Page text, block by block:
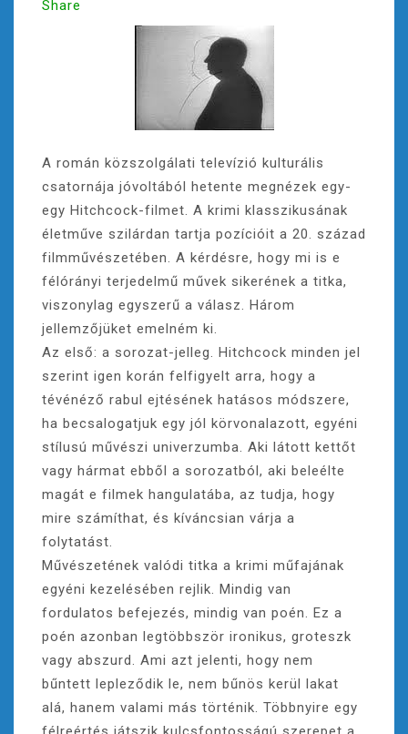
Share
A román közszolgálati televízió kulturális
csatornája jóvoltából hetente megnézek egy-
egy Hitchcock-filmet. A krimi klasszikusának
életműve szilárdan tartja pozícióit a 20. század
filmművészetében. A kérdésre, hogy mi is e
félórányi terjedelmű művek sikerének a titka,
viszonylag egyszerű a válasz. Három
jellemzőjüket emelném ki.
Az első: a sorozat-jelleg. Hitchcock minden jel
szerint igen korán felfigyelt arra, hogy a
tévénéző rabul ejtésének hatásos módszere,
ha becsalogatjuk egy jól körvonalazott, egyéni
stílusú művészi univerzumba. Aki látott kettőt
vagy hármat ebből a sorozatból, aki beleélte
magát e filmek hangulatába, az tudja, hogy
mire számíthat, és kíváncsian várja a
folytatást.
Művészetének valódi titka a krimi műfajának
egyéni kezelésében rejlik. Mindig van
fordulatos befejezés, mindig van poén. Ez a
poén azonban legtöbbször ironikus, groteszk
vagy abszurd. Ami azt jelenti, hogy nem
bűntett lepleződik le, nem bűnös kerül lakat
alá, hanem valami más történik. Többnyire egy